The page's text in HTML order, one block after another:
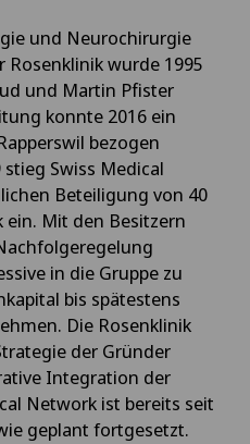
und Neurochirurgie
Rosenklinik wurde 1995
und Martin Pfister
konnte 2016 ein
bezogen
Swiss Medical
Beteiligung von 40
ein. Mit den Besitzern
in die Gruppe zu
bis spätestens
Die Rosenklinik
der Gründer
Integration der
Network ist bereits seit
geplant fortgesetzt.